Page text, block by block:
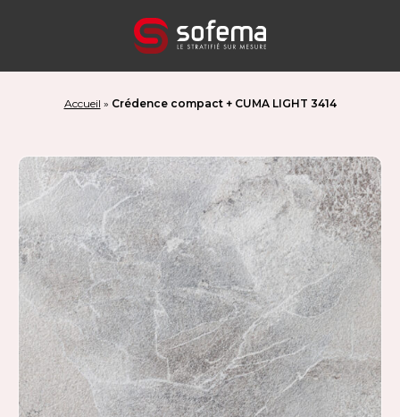
Accueil » Crédence compact + CUMA LIGHT 3414